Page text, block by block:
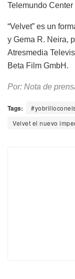
Telemundo
“Velvet” es un
y Gema R. Neira,
Atresmedia
Beta Film GmbH.
Por: Nota de
Tags:
Velvet el nuevo